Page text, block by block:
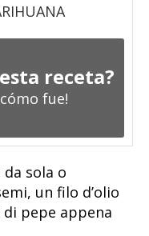
receta?
fue!
sola o
un filo d’olio
di pepe appena